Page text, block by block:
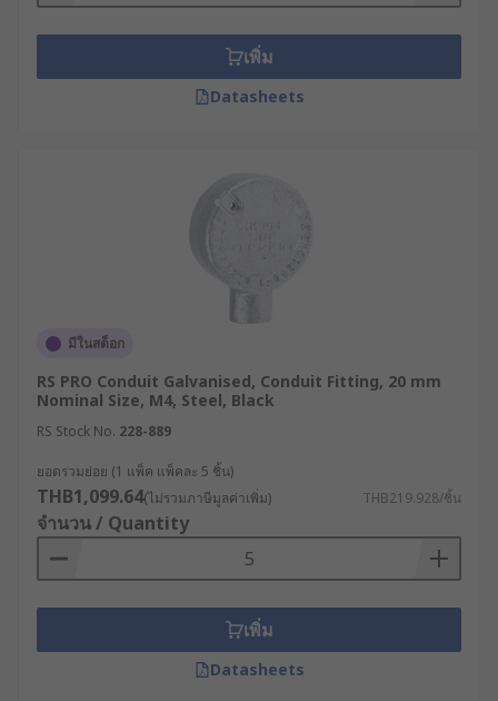
และจัดเก็บ
การเลือกใช้ข้อต่อท่อร้อยสายไฟที่มีคุณภาพและเหมาะ
สมกับงาน จะช่วยให้ระบบไฟฟ้ามีความปลอดภัยและ
แวดล้อมในการติดตั้ง ขนาดของสายไฟ และงบ
เหมาะสมที่สุดได้อย่างแน่นอน
ราคาคุ้ม คุณภาพเยี่ยม เลือก
ซื้อที่ RS
RS ผู้นำด้านโซลูชันอุตสาหกรรมและอิเล็กทรอนิกส์
ขายข้อต่อท่อร้อยสายไฟ ราคามิตรภาพ จากหลาก
หลายแบรนด์ชั้นนำมาตรฐานสากล เช่น RS PRO, ABB
และ PMA มีข้อต่อให้เลือกหลายแบบ หลายวัสดุ
ครอบคลุมทุกประเภทการใช้งาน รวมถึงมีอุปกรณ์ที่
เกี่ยวข้องให้เลือกอย่างครบครัน ไม่ว่าจะเป็นอุปกรณ์
และคอนเนคเตอร์ เลือกซื้อได้สะดวกตลอด 24 ชั่วโมง
บนเว็บไซต์ บริการจัดส่งทั่วประเทศไทย ปรึกษาผู้
เชี่ยวชาญของเราเพื่อเลือกอุปกรณ์ร้อยสายไฟที่เหมาะ
เพิ่ม
Datasheets
มีในสต็อก
RS PRO Conduit Galvanised, Conduit Fitting, 20 mm
Nominal Size, M4, Steel, Black
RS Stock No. 228-889
ยอดรวมย่อย (1 แพ็ค แพ็คละ 5 ชิ้น)
THB1,099.64(ไม่รวมภาษีมูลค่าเพิ่ม) THB219.928/ชิ้น
จำนวน / Quantity
เพิ่ม
Datasheets